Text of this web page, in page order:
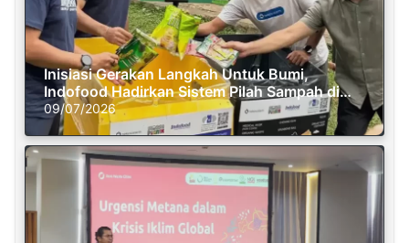
Inisiasi Gerakan Langkah Untuk Bumi,
Indofood Hadirkan Sistem Pilah Sampah di
Semasa Piknik
09/07/2026